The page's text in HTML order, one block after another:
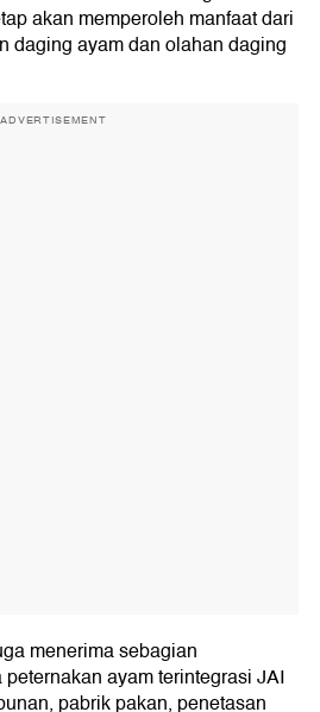
akan memperoleh manfaat dari
daging ayam dan olahan daging
ADVERTISEMENT
menerima sebagian
ayam terintegrasi JAI
pabrik pakan, penetasan